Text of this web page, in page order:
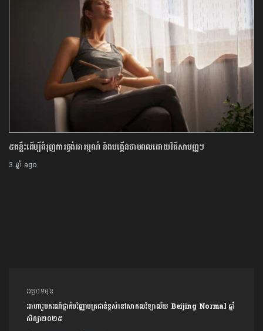
៥គន្លឹះដើម្បីជំរុញការផ្ចង់អារម្មណ៍ និងបង្កើនថាមពលដោយវិធីសាមញ្ញៗ
3 ឆ្នាំ ago
ការ​នាំទិស​ប្រកាស
អត្ថបទមុន
អាហារូបករណ៍ថ្នាក់បរិញ្ញាបត្រជាន់ខ្ពស់នៅសាកលវិទ្យាល័យ Beijing Normal ឆ្នាំ
សិក្សា២០២៥